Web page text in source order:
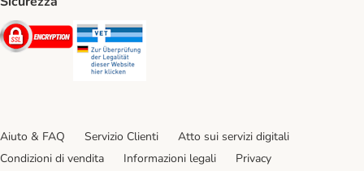
Security
Aiuto & FAQ Servizio Clienti
Atto sui servizi digitali
Condizioni di vendita
Informazioni legali Privacy